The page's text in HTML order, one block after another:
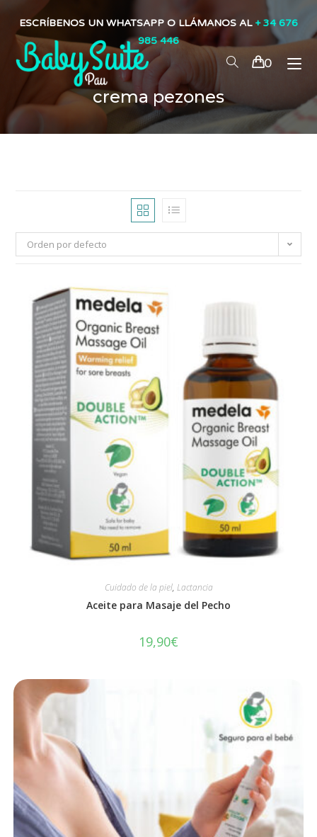
ESCRÍBENOS UN WHATSAPP O LLÁMANOS AL + 34 676
985 446
0
crema pezones
Orden por defecto
Cuidado de la piel, Lactancia
Aceite para Masaje del Pecho
19,90€